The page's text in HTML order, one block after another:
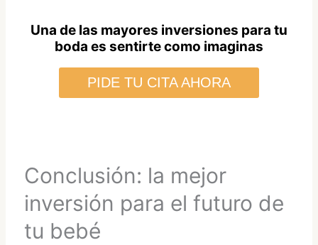
Una de las mayores inversiones para tu
boda es sentirte como imaginas
PIDE TU CITA AHORA
Conclusión: la mejor
inversión para el futuro de
tu bebé